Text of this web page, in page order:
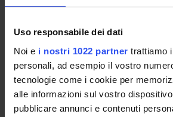
Uso responsabile dei dati
Noi e i nostri 1022 partner trattiamo
personali, ad esempio il vostro
tecnologie come i cookie per
alle informazioni sul vostro
pubblicare annunci e contenuti
Servizio Studenti Internazionali
OFFERTA FORMATIVA
SEMESTRE FILTRO
CORSI DI LAUREA